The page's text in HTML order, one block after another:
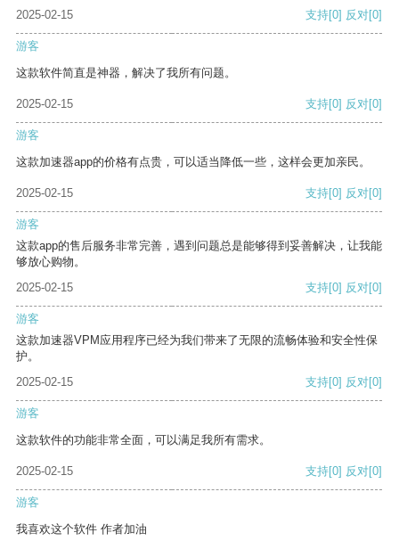
2025-02-15 支持[0] 反对[0]
游客
这款软件简直是神器，解决了我所有问题。
2025-02-15 支持[0] 反对[0]
游客
这款加速器app的价格有点贵，可以适当降低一些，这样会更加亲民。
2025-02-15 支持[0] 反对[0]
游客
这款app的售后服务非常完善，遇到问题总是能够得到妥善解决，让我能
够放心购物。
2025-02-15
支持[0] 反对[0]
游客
这款加速器VPM应用程序已经为我们带来了无限的流畅体验和安全性保
护。
2025-02-15
支持[0] 反对[0]
游客
这款软件的功能非常全面，可以满足我所有需求。
2025-02-15 支持[0] 反对[0]
游客
我喜欢这个软件 作者加油